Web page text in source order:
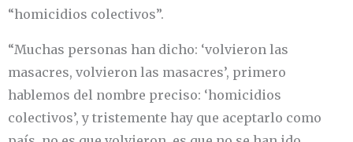
“homicidios colectivos”.
“Muchas personas han dicho: ‘volvieron las
masacres, volvieron las masacres’, primero
hablemos del nombre preciso: ‘homicidios
colectivos’, y tristemente hay que aceptarlo como